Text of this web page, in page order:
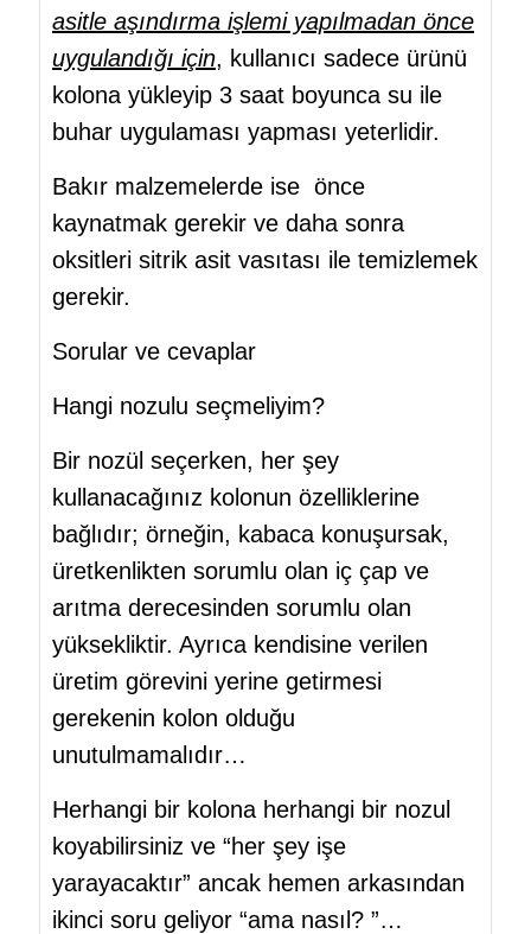
asitle aşındırma işlemi yapılmadan önce
uygulandığı için, kullanıcı sadece ürünü
kolona yükleyip 3 saat boyunca su ile
buhar uygulaması yapması yeterlidir.
Bakır malzemelerde ise önce
kaynatmak gerekir ve daha sonra
oksitleri sitrik asit vasıtası ile temizlemek
gerekir.
Sorular ve cevaplar
Hangi nozulu seçmeliyim?
Bir nozül seçerken, her şey
kullanacağınız kolonun özelliklerine
bağlıdır; örneğin, kabaca konuşursak,
üretkenlikten sorumlu olan iç çap ve
arıtma derecesinden sorumlu olan
yüksekliktir. Ayrıca kendisine verilen
üretim görevini yerine getirmesi
gerekenin kolon olduğu
unutulmamalıdır…
Herhangi bir kolona herhangi bir nozul
koyabilirsiniz ve “her şey işe
yarayacaktır” ancak hemen arkasından
ikinci soru geliyor “ama nasıl? ”…